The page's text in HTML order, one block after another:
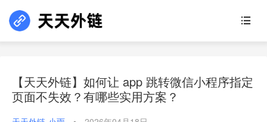
【天天外链】如何让 app 跳转微信小程序指定
页面不失效？有哪些实用方案？